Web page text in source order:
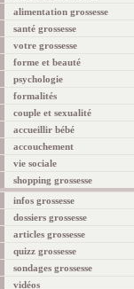
alimentation grossesse
santé grossesse
votre grossesse
forme et beauté
psychologie
formalités
couple et sexualité
accueillir bébé
accouchement
vie sociale
shopping grossesse
infos grossesse
dossiers grossesse
articles grossesse
quizz grossesse
sondages grossesse
vidéos